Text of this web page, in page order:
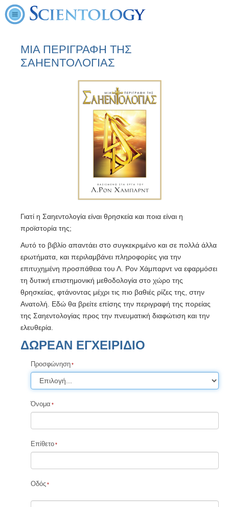
ΜΙΑ ΠΕΡΙΓΡΑΦH ΤΗΣ
ΣΑΗΕΝΤΟΛΟΓΙΑΣ
Γιατί η Σαηεντολογία είναι θρησκεία και ποια είναι η
προϊστορία της;
Αυτό το βιβλίο απαντάει στο συγκεκριμένο και σε πολλά άλλα
ερωτήματα, και περιλαμβάνει πληροφορίες για την
επιτυχημένη προσπάθεια του Λ. Ρον Χάμπαρντ να εφαρμόσει
τη δυτική επιστημονική μεθοδολογία στο χώρο της
θρησκείας, φτάνοντας μέχρι τις πιο βαθιές ρίζες της, στην
Ανατολή. Εδώ θα βρείτε επίσης την περιγραφή της πορείας
της Σαηεντολογίας προς την πνευματική διαφώτιση και την
ελευθερία.
ΔΩΡΕΑΝ ΕΓΧΕΙΡΙΔΙΟ
Προσφώνηση
Όνομα
Επίθετο
Οδός